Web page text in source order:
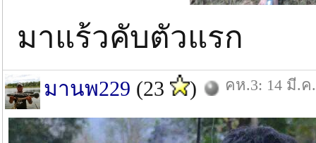
มาแร้วคับตัวแรก
มานพ229 (23 ) คห.3: 14 มี.ค